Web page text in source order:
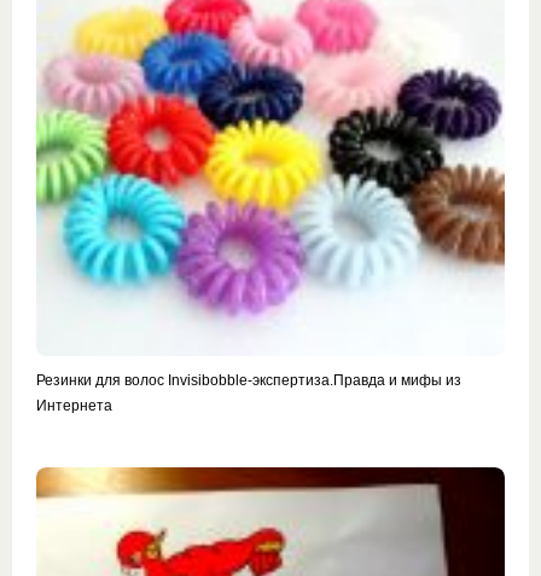
Резинки для волос Invisibobble-экспертиза.Правда и мифы из
Интернета